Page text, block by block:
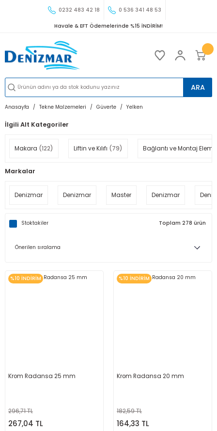
0232 483 42 18 0 536 341 48 53
Havale & EFT Ödemelerinde %15 İNDİRİM!
ARA
Anasayfa Tekne Malzemeleri Güverte Yelken
İlgili Alt Kategoriler
Makara (122) Liftin ve Kılıfı (79) Bağlantı ve Montaj
Markalar
Denizmar Denizmar Master Denizmar
Stoktakiler Toplam 278 ürün
%10 İNDİRİM
Krom Radansa 25 mm
296,71 TL
267,04 TL
%10 İNDİRİM
Krom Radansa 20 mm
182,59 TL
164,33 TL